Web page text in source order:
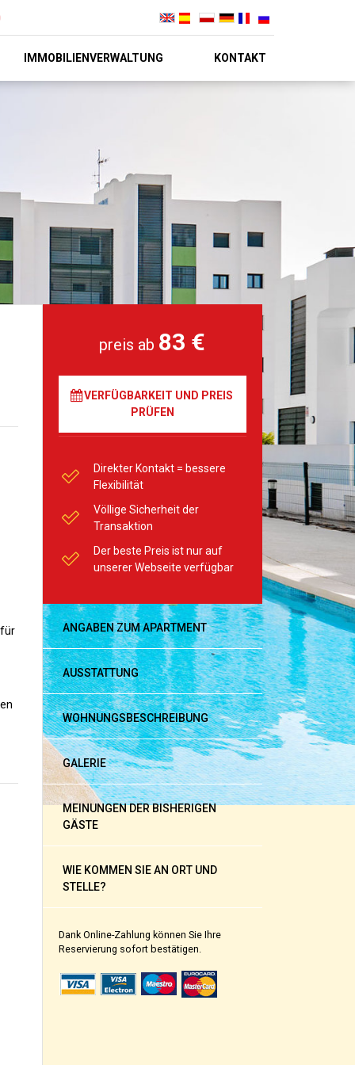
IMMOBILIENVERWALTUNG KONTAKT
preis ab 83 €
VERFÜGBARKEIT UND PREIS
PRÜFEN
Direkter Kontakt = bessere
Flexibilität
Völlige Sicherheit der
Transaktion
Der beste Preis ist nur auf
unserer Webseite verfügbar
ANGABEN ZUM APARTMENT
AUSSTATTUNG
WOHNUNGSBESCHREIBUNG
GALERIE
MEINUNGEN DER BISHERIGEN
GÄSTE
WIE KOMMEN SIE AN ORT UND
STELLE?
Dank Online-Zahlung können Sie Ihre
Reservierung sofort bestätigen.